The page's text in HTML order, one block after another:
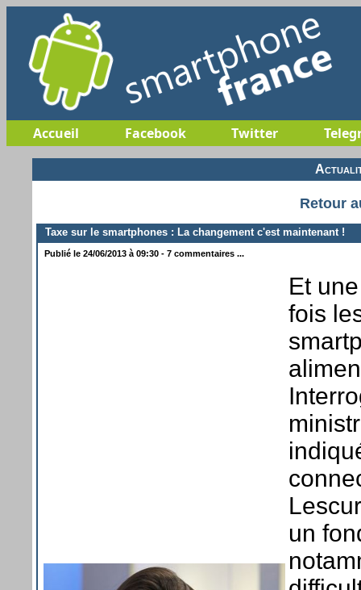
Accueil Facebook Twitter
Retour
Taxe sur le smartphones : La changement c'est maintenant !
Publié le 24/06/2013 à 09:30 - 7 commentaires ...
Et
fois
un